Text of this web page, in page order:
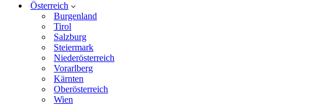
Österreich
Burgenland
Tirol
Salzburg
Steiermark
Niederösterreich
Vorarlberg
Kärnten
Oberösterreich
Wien